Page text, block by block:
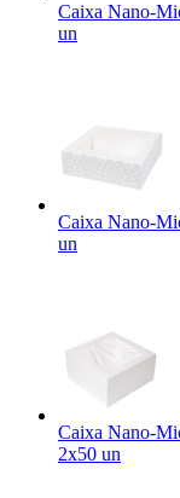
Caixa Nano-
un
Caixa Nano-
un
Caixa Nano-
2x50 un